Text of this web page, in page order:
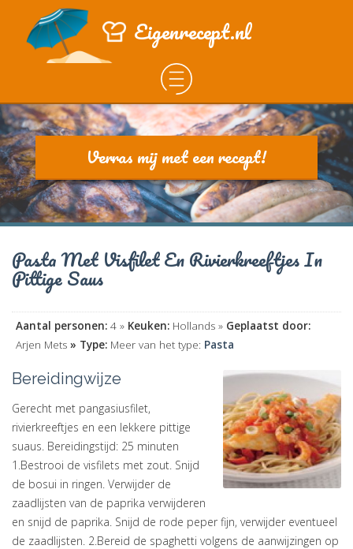
Eigenrecept.nl
Verras mij met een recept!
Pasta Met Visfilet En Rivierkreeftjes In
Pittige Saus
Aantal personen: 4 » Keuken: Hollands » Geplaatst door:
Arjen Mets » Type: Meer van het type: Pasta
Bereidingwijze
Gerecht met pangasiusfilet,
rivierkreeftjes en een lekkere pittige
suaus. Bereidingstijd: 25 minuten
1.Bestrooi de visfilets met zout. Snijd
de bosui in ringen. Verwijder de
zaadlijsten van de paprika verwijderen
en snijd de paprika. Snijd de rode peper fijn, verwijder eventueel
de zaadlijsten. 2.Bereid de spaghetti volgens de aanwijzingen op